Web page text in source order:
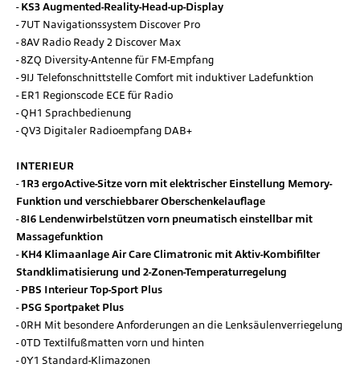
KS3 Augmented-Reality-Head-up-Display
7UT Navigationssystem Discover Pro
8AV Radio Ready 2 Discover Max
8ZQ Diversity-Antenne für FM-Empfang
9IJ Telefonschnittstelle Comfort mit induktiver Ladefunktion
ER1 Regionscode ECE für Radio
QH1 Sprachbedienung
QV3 Digitaler Radioempfang DAB+
INTERIEUR
1R3 ergoActive-Sitze vorn mit elektrischer Einstellung Memory-
Funktion und verschiebbarer Oberschenkelauflage
8I6 Lendenwirbelstützen vorn pneumatisch einstellbar mit
Massagefunktion
KH4 Klimaanlage Air Care Climatronic mit Aktiv-Kombifilter
Standklimatisierung und 2-Zonen-Temperaturregelung
PBS Interieur Top-Sport Plus
PSG Sportpaket Plus
0RH Mit besondere Anforderungen an die Lenksäulenverriegelung
0TD Textilfußmatten vorn und hinten
0Y1 Standard-Klimazonen